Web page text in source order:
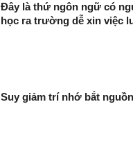
Đây là thứ ngôn ngữ có
học ra trường dễ xin việc
Suy giảm trí nhớ bắt